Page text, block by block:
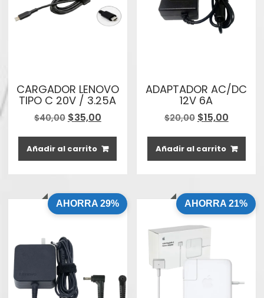
CARGADOR LENOVO
TIPO C 20V / 3.25A
$40,00 El
original
era:
$35,00El
actual
es:
Añadir al carrito
ADAPTADOR AC/DC
12V 6A
$20,00 El
original
era:
$15,00El
actual
es:
Añadir al carrito
AHORRA 29% AHORRA 21%